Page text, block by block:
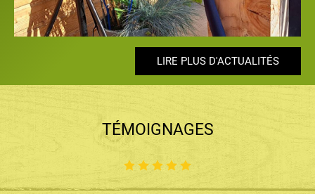
LIRE PLUS D'ACTUALITÉS
LIRE PLUS D'ACTUALITÉS
LIRE PLUS D'ACTUALITÉS
LIRE PLUS D'ACTUALITÉS
LIRE PLUS D'ACTUALITÉS
TÉMOIGNAGES